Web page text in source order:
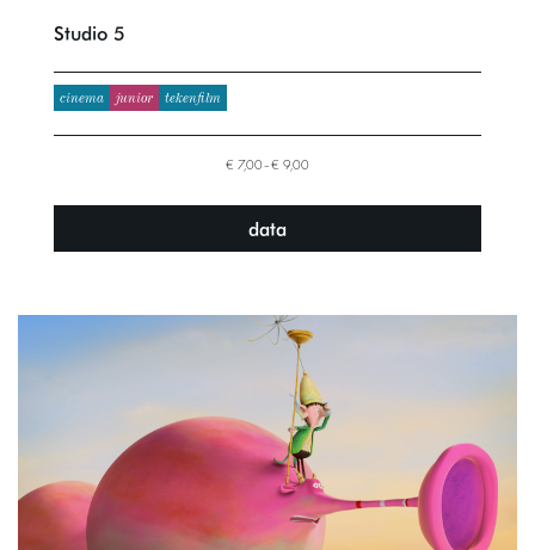
Studio 5
cinema junior tekenfilm
€ 7,00–€ 9,00
data